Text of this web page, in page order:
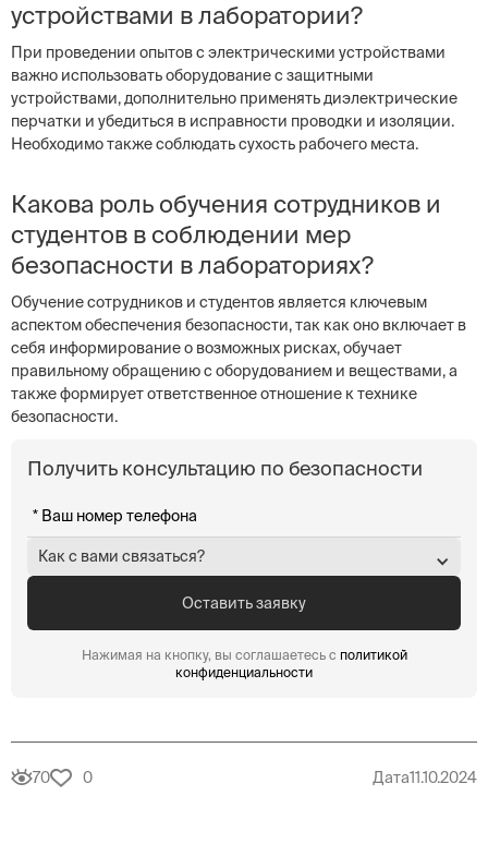
устройствами в лаборатории?
При проведении опытов с электрическими устройствами
важно использовать оборудование с защитными
устройствами, дополнительно применять диэлектрические
перчатки и убедиться в исправности проводки и изоляции.
Необходимо также соблюдать сухость рабочего места.
Какова роль обучения сотрудников и
студентов в соблюдении мер
безопасности в лабораториях?
Обучение сотрудников и студентов является ключевым
аспектом обеспечения безопасности, так как оно включает в
себя информирование о возможных рисках, обучает
правильному обращению с оборудованием и веществами, а
также формирует ответственное отношение к технике
безопасности.
Получить консультацию по безопасности
Как с вами связаться?
Нажимая на кнопку, вы соглашаетесь с политикой
конфиденциальности
70 0 Дата11.10.2024